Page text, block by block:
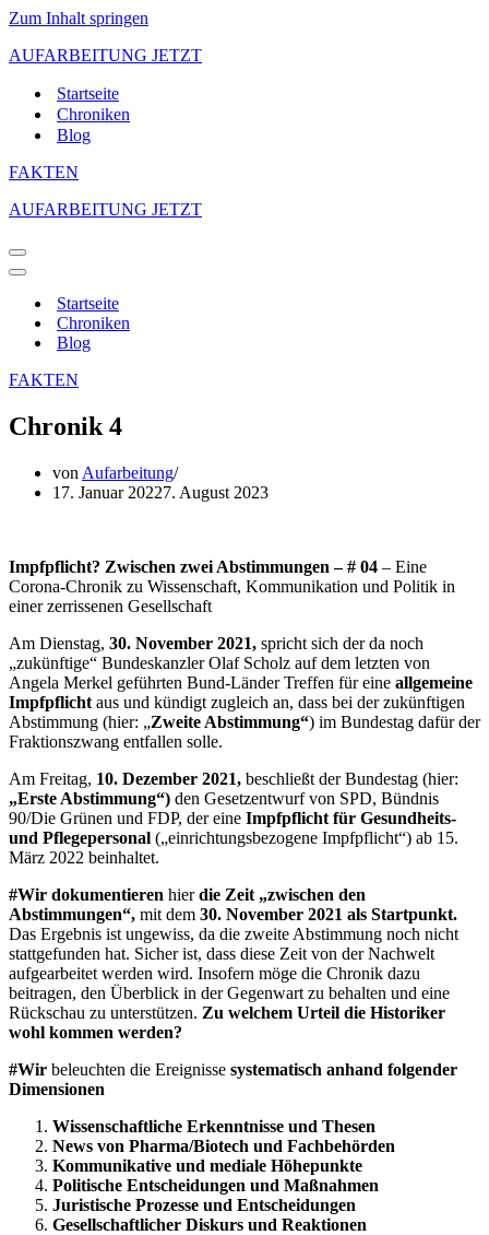
Zum Inhalt springen
AUFARBEITUNG JETZT
Startseite
Chroniken
Blog
FAKTEN
AUFARBEITUNG JETZT
Navigations-
Menü
Navigations-
Startseite
Chroniken
Blog
FAKTEN
Chronik 4
von Aufarbeitung
17. Januar 20227. August 2023
Impfpflicht? Zwischen zwei Abstimmungen – # 04 – Eine
Corona-Chronik zu Wissenschaft, Kommunikation und Politik in
einer zerrissenen Gesellschaft
Am Dienstag, 30. November 2021, spricht sich der da noch
„zukünftige“ Bundeskanzler Olaf Scholz auf dem letzten von
Angela Merkel geführten Bund-Länder Treffen für eine allgemeine
Impfpflicht aus und kündigt zugleich an, dass bei der zukünftigen
Abstimmung (hier: „Zweite Abstimmung“) im Bundestag dafür der
Fraktionszwang entfallen solle.
Am Freitag, 10. Dezember 2021, beschließt der Bundestag (hier:
„Erste Abstimmung“) den Gesetzentwurf von SPD, Bündnis
90/Die Grünen und FDP, der eine Impfpflicht für Gesundheits-
und Pflegepersonal („einrichtungsbezogene Impfpflicht“) ab 15.
März 2022 beinhaltet.
#Wir dokumentieren hierdie Zeit „zwischen den
Abstimmungen“, mit dem 30. November 2021 als Startpunkt.
Das Ergebnis ist ungewiss, da die zweite Abstimmung noch nicht
stattgefunden hat. Sicher ist, dass diese Zeit von der Nachwelt
aufgearbeitet werden wird. Insofern möge die Chronik dazu
beitragen, den Überblick in der Gegenwart zu behalten und eine
Rückschau zu unterstützen. Zu welchem Urteil die Historiker
wohl kommen werden?
#Wir beleuchten die Ereignisse systematisch anhand folgender
Dimensionen
Wissenschaftliche Erkenntnisse und Thesen
News von Pharma/Biotech und Fachbehörden
Kommunikative und mediale Höhepunkte
Politische Entscheidungen und Maßnahmen
Juristische Prozesse und Entscheidungen
Gesellschaftlicher Diskurs und Reaktionen